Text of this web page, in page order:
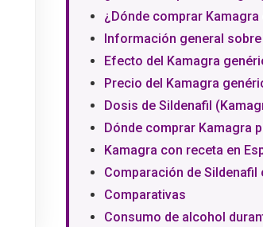
¿Dónde comprar
Información general
Efecto del Kamagra
Precio del Kamagra
Dosis de Sildenafil
Dónde comprar Kamagra
Kamagra con receta en
Comparación de
Comparativas
Consumo de alcohol